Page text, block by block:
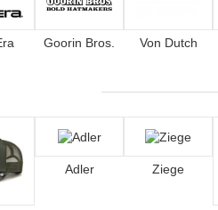
Goorin Bros. Von Dutch
Adler Ziege